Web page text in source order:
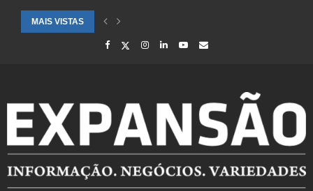
MAIS VISTAS
SAÚDE ALERTA PARA AUMENTO DE CASOS DE SÍNDROME GRIPAL